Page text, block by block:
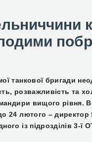
танкової бригади
ь, розважливість та
вищого рівня.
24 лютого –
із підрозділів 3-ї